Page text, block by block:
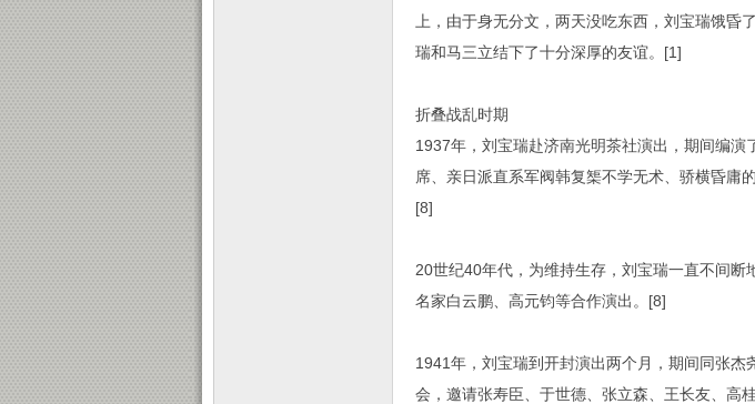
上，由于身无分文，两天没吃东西，刘宝瑞饿
瑞和马三立结下了十分深厚的友谊。[1]
折叠战乱时期
1937年，刘宝瑞赴济南光明茶社演出，期间编
席、亲日派直系军阀韩复榘不学无术、骄横昏庸
[8]
20世纪40年代，为维持生存，刘宝瑞一直不间断
名家白云鹏、高元钧等合作演出。[8]
1941年，刘宝瑞到开封演出两个月，期间同张杰
会，邀请张寿臣、于世德、张立森、王长友、高